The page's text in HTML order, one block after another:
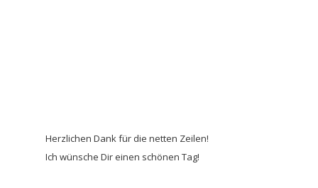
Herzlichen Dank für die netten Zeilen!
Ich wünsche Dir einen schönen Tag!